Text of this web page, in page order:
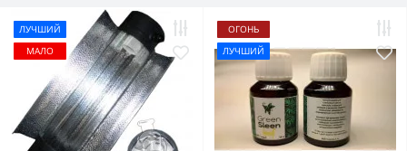
ЛУЧШИЙ
МАЛО
ОГОНЬ
ЛУЧШИЙ